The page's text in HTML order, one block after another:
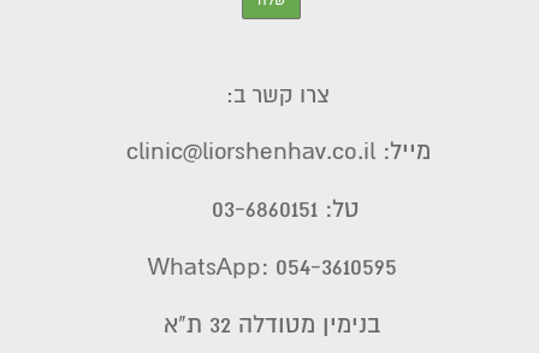
בנימין מטודלה 32 ת"א
צרו קשר ב:
מייל: clinic@liorshenhav.co.il
טל: 03-6860151
WhatsApp: 054-3610595